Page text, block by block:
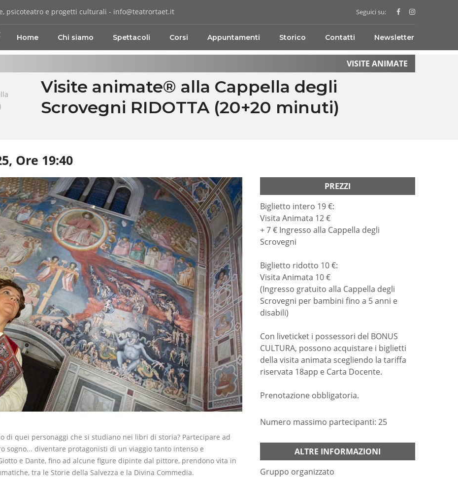
psicoteatro e progetti culturali - info@teatrortaet.it Seguici su:
Home Chi siamo Spettacoli Corsi Appuntamenti Storico Contatti Newsletter
VISITE ANIMATE
Visite animate® alla Cappella degli
Scrovegni RIDOTTA (20+20 minuti)
Ore 19:40
di quei personaggi che si studiano nei libri di storia? Partecipare ad
sogno... diventare protagonisti di un viaggio tanto intenso e
e Dante, fino ad alcune figure dipinte dal pittore, prendono vita in
tra le Storie della Salvezza e la Divina Commedia.
PREZZI
Biglietto intero 19 €:
Visita Animata 12 €
+ 7 € Ingresso alla Cappella degli
Scrovegni
Biglietto ridotto 10 €:
Visita Animata 10 €
(Ingresso gratuito alla Cappella degli
Scrovegni per bambini fino a 5 anni e
disabili)
Con liveticket i possessori del BONUS
CULTURA, possono acquistare i biglietti
della visita animata scegliendo la tariffa
riservata 18app e Carta Docente.
Prenotazione obbligatoria.
Numero massimo partecipanti: 25
ALTRE INFORMAZIONI
Gruppo organizzato